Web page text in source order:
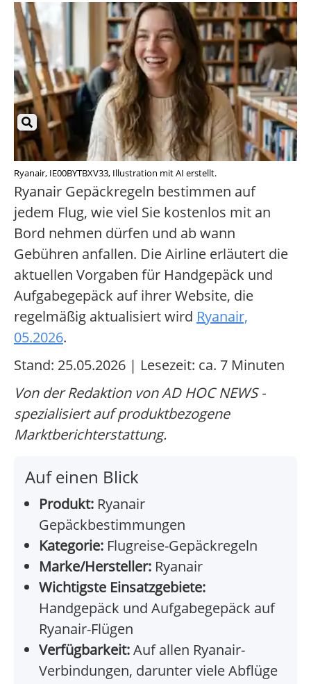
Ryanair, IE00BYTBXV33, Illustration mit AI erstellt.
Ryanair Gepäckregeln bestimmen auf
jedem Flug, wie viel Sie kostenlos mit an
Bord nehmen dürfen und ab wann
Gebühren anfallen. Die Airline erläutert die
aktuellen Vorgaben für Handgepäck und
Aufgabegepäck auf ihrer Website, die
regelmäßig aktualisiert wird Ryanair,
05.2026.
Stand: 25.05.2026 | Lesezeit: ca. 7 Minuten
Von der Redaktion von AD HOC NEWS -
spezialisiert auf produktbezogene
Marktberichterstattung.
Auf einen Blick
Produkt: Ryanair
Gepäckbestimmungen
Kategorie: Flugreise-Gepäckregeln
Marke/Hersteller: Ryanair
Wichtigste Einsatzgebiete:
Handgepäck und Aufgabegepäck auf
Ryanair-Flügen
Verfügbarkeit:Auf allen Ryanair-
Verbindungen, darunter viele Abflüge